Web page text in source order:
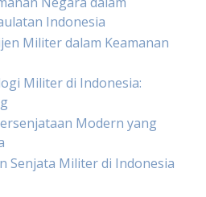
Indonesia
Militer dalam Keamanan
Militer di Indonesia:
Modern yang
Senjata Militer di Indonesia